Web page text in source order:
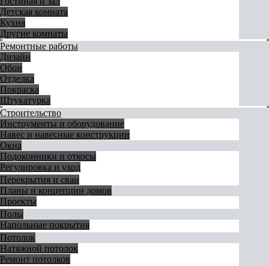
Детская комната
Кухня
Другие комнаты
Ремонтные работы
Дизайн
Обои
Отделка
Покраска
Штукатурка
Строительство
Инструменты и оборудование
Навес и навесные конструкции
Окна
Подоконники и откосы
Регулировка и уход
Перекрытия и сваи
Планы и концепции домов
Проекты
Полы
Напольные покрытия
Потолок
Натяжной потолок
Ремонт потолков